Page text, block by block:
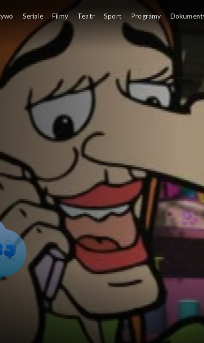
Seriale Filmy Teatr Sport Programy